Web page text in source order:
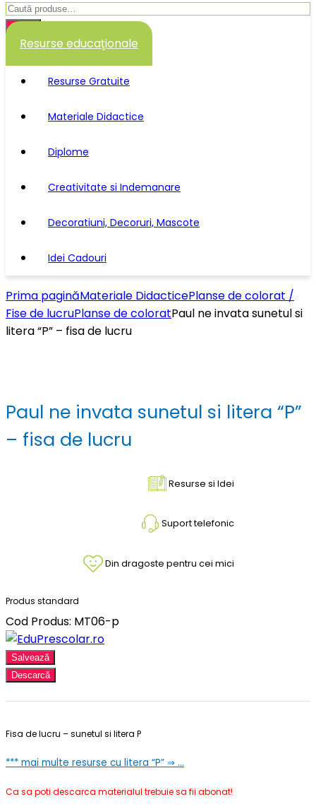
Caută
Resurse educaţionale
Resurse Gratuite
Materiale Didactice
Diplome
Creativitate si Indemanare
Decoratiuni, Decoruri, Mascote
Idei Cadouri
Prima paginăMateriale DidacticePlanse de colorat /
Fise de lucruPlanse de coloratPaul ne invata sunetul si
litera “P” – fisa de lucru
Paul ne invata sunetul si litera “P”
– fisa de lucru
Resurse si Idei
Suport telefonic
Din dragoste pentru cei mici
Produs standard
Cod Produs: MT06-p
Salvează
Descarcă
Fisa de lucru – sunetul si litera P
*** mai multe resurse cu litera “P” ⇒ …
Ca sa poti descarca materialul trebuie sa fii abonat!